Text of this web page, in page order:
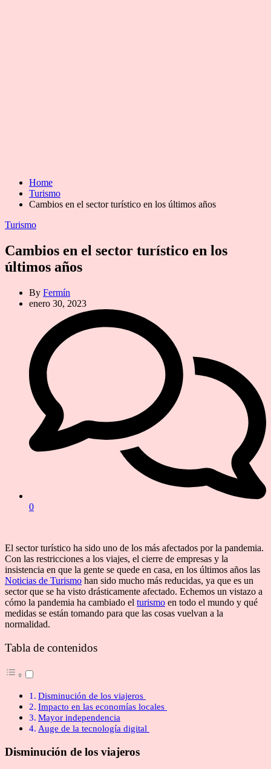
Home
Turismo
Cambios en el sector turístico en los últimos años
Categories
Turismo
Cambios en el sector turístico en los
últimos años
By Fermín
enero 30, 2023
0
El sector turístico ha sido uno de los más afectados por la pandemia.
Con las restricciones a los viajes, el cierre de empresas y la
insistencia en que la gente se quede en casa, en los últimos años las
Noticias de Turismo han sido mucho más reducidas, ya que es un
sector que se ha visto drásticamente afectado. Echemos un vistazo a
cómo la pandemia ha cambiado el turismo en todo el mundo y qué
medidas se están tomando para que las cosas vuelvan a la
normalidad.
Tabla de contenidos
Disminución de los viajeros
Impacto en las economías locales
Mayor independencia
Auge de la tecnología digital
Disminución de los viajeros